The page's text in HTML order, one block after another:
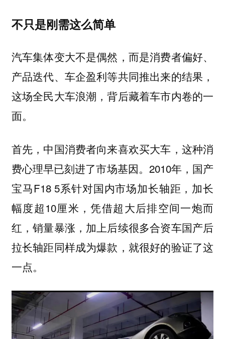
不只是刚需这么简单
汽车集体变大不是偶然，而是消费者偏好、
产品迭代、车企盈利等共同推出来的结果，
这场全民大车浪潮，背后藏着车市内卷的一
面。
首先，中国消费者向来喜欢买大车，这种消
费心理早已刻进了市场基因。2010年，国产
宝马F18 5系针对国内市场加长轴距，加长
幅度超10厘米，凭借超大后排空间一炮而
红，销量暴涨，加上后续很多合资车国产后
拉长轴距同样成为爆款，就很好的验证了这
一点。